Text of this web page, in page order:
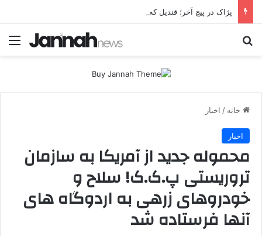
خانه / اخبار
اخبار
محموله جدید از آمریکا به سازمان
تروریستی پ.ک.ک! سلاح و
خودروهای زرهی به اردوگاه های
آنها فرستاده شد